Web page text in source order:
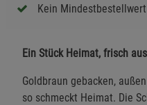
Kein Mindestbestellwert
Ein Stück Heimat, frisch
Goldbraun gebacken,
so schmeckt Heimat. Die